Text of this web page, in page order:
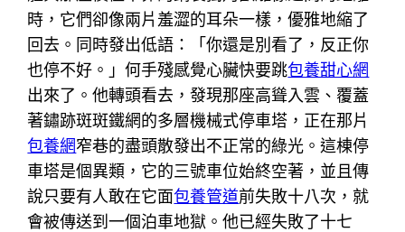
時，它們卻像兩片羞澀的耳朵一樣，優雅地縮了
回去。同時發出低語：「你還是別看了，反正你
也停不好。」何手殘感覺心臟快要跳包養甜心網
出來了。他轉頭看去，發現那座高聳入雲、覆蓋
著鏽跡斑斑鐵網的多層機械式停車塔，正在那片
包養網窄巷的盡頭散發出不正常的綠光。這棟停
車塔是個異類，它的三號車位始終空著，並且傳
說只要有人敢在它面包養管道前失敗十八次，就
會被傳送到一個泊車地獄。他已經失敗了十七